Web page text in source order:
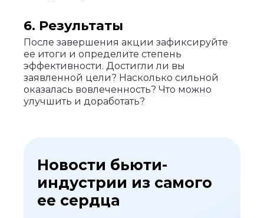
6. Результаты
После завершения акции зафиксируйте
ее итоги и определите степень
эффективности. Достигли ли вы
заявленной цели? Насколько сильной
оказалась вовлеченность? Что можно
улучшить и доработать?
Новости бьюти-
индустрии из самого
ее сердца